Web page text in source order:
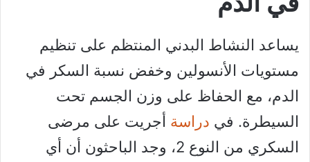
يساعد النشاط البدني المنتظم على تنظيم
مستويات الأنسولين وخفض نسبة السكر في
الدم، مع الحفاظ على وزن الجسم تحت
السيطرة. في دراسة أجريت على مرضى
السكري من النوع 2، وجد الباحثون أن أي